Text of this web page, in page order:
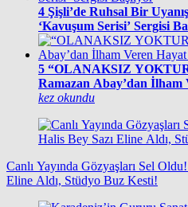
4 Şişli’de Ruhsal Bir
‘Kavuşum Serisi’ Sergisi
5 “OLANAKSIZ
Ramazan Abay’dan İlham
kez okundu
Canlı Yayında Gözyaşları Sel
Eline Aldı, Stüdyo Buz Kesti!